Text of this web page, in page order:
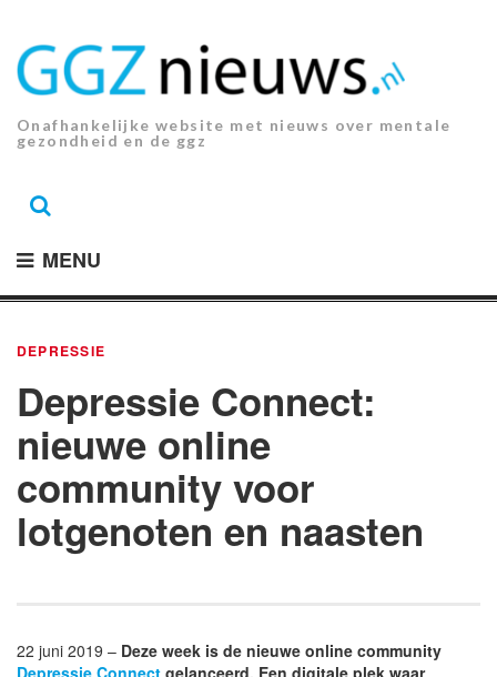
inhoud.
Onafhankelijke website met nieuws over mentale
gezondheid en de ggz
MENU
DEPRESSIE
Depressie Connect:
nieuwe online
community voor
lotgenoten en naasten
22 juni 2019 – Deze week is de nieuwe online community
Depressie Connect gelanceerd. Een digitale plek waar